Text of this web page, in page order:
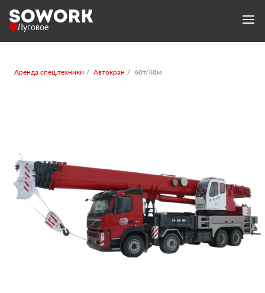
Луговое
Аренда спец.техники Автокран 60т/48м